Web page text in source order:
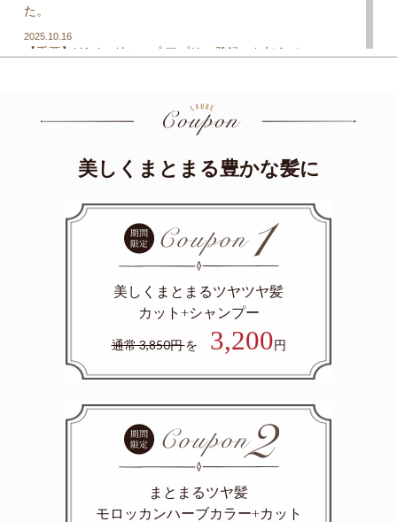
た。
2025.10.16
【重要】L’Aubeグループ アプリご登録のお知らせ
2022.8.1
ReFa BEAUTECH EPI【リファビューテック エピ】各店にて
美しくまとまる豊かな髪に
美しくまとまるツヤツヤ髪
カット+シャンプー
通常 3,850円を 3,200円
まとまるツヤ髪
モロッカンハーブカラー+カット